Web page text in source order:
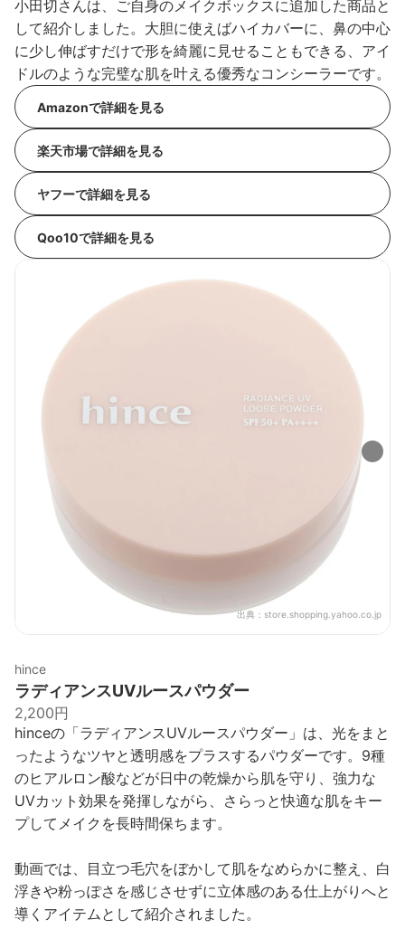
小田切さんは、ご自身のメイクボックスに追加した商品と
して紹介しました。大胆に使えばハイカバーに、鼻の中心
に少し伸ばすだけで形を綺麗に見せることもできる、アイ
ドルのような完璧な肌を叶える優秀なコンシーラーです。
Amazonで詳細を見る
楽天市場で詳細を見る
ヤフーで詳細を見る
Qoo10で詳細を見る
出典： store.shopping.yahoo.co.jp
hince
ラディアンスUVルースパウダー
2,200円
hinceの「ラディアンスUVルースパウダー」は、光をまと
ったようなツヤと透明感をプラスするパウダーです。9種
のヒアルロン酸などが日中の乾燥から肌を守り、強力な
UVカット効果を発揮しながら、さらっと快適な肌をキー
プしてメイクを長時間保ちます。
動画では、目立つ毛穴をぼかして肌をなめらかに整え、白
浮きや粉っぽさを感じさせずに立体感のある仕上がりへと
導くアイテムとして紹介されました。